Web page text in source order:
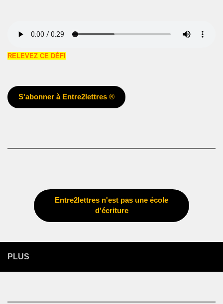
RELEVEZ CE DÉFI
S'abonner à Entre2lettres®
Entre2lettres n'est pas une école
d'écriture
PLUS